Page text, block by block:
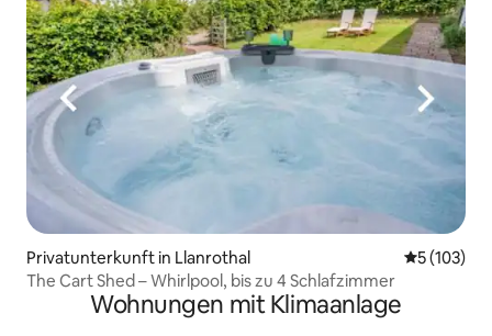
Privatunterkunft in Llanrothal
5 (103)
The Cart Shed – Whirlpool, bis zu 4 Schlafzimmer
Wohnungen mit Klimaanlage